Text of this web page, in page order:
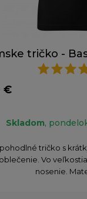
tričko -
€
Skladom,
tričko s
Vo
nosenie.